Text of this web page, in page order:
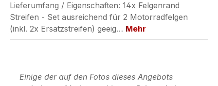
Lieferumfang / Eigenschaften: 14x Felgenrand
Streifen - Set ausreichend für 2 Motorradfelgen
(inkl. 2x Ersatzstreifen) geeig… Mehr
Einige der auf den Fotos dieses Angebots